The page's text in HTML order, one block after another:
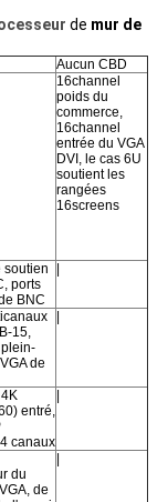
de mur de
Aucun CBD
16channel
poids du
commerce,
16channel
entrée du VGA
DVI, le cas 6U
soutient les
rangées
16screens
soutien
ports
BNC
15,
de
entré,
canaux
du
de